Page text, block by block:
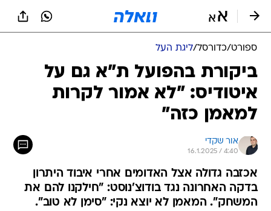
ספורט/כדורסל/ליגת העל
ביקורת בהפועל ת"א גם על
איטודיס: "לא אמור לקרות
למאמן כזה"
אור שקדי
16.1.2025 / 4:40
אכזבה גדולה אצל האדומים אחרי איבוד היתרון
בדקה האחרונה נגד בודוצ'נוסט: "חילקנו להם את
המשחק". המאמן לא יוצא נקי: "סימן לא טוב".